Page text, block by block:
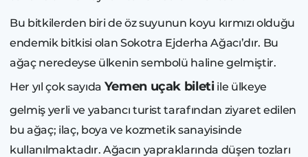
Bu bitkilerden biri de öz suyunun koyu kırmızı olduğu
endemik bitkisi olan Sokotra Ejderha Ağacı’dır. Bu
ağaç neredeyse ülkenin sembolü haline gelmiştir.
Her yıl çok sayıda Yemen uçak biletiile ülkeye
gelmiş yerli ve yabancı turist tarafından ziyaret edilen
bu ağaç; ilaç, boya ve kozmetik sanayisinde
kullanılmaktadır. Ağacın yapraklarında düşen tozları